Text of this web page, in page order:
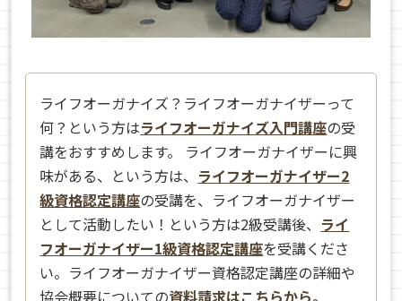
ライフオーガナイズ？ライフオーガナイザーって
何？という方はライフオーガナイズ入門講座の受
講をおすすめします。 ライフオーガナイザーに興
味がある、という方は、 ライフオーガナイザー2
級資格認定講座の受講を、ライフオーガナイザー
として活動したい！という方は2級受講後、 ライ
フオーガナイザー1級資格認定講座を受講くださ
い。ライフオーガナイザー資格認定講座の詳細や
協会概要についての資料請求はこちらから。